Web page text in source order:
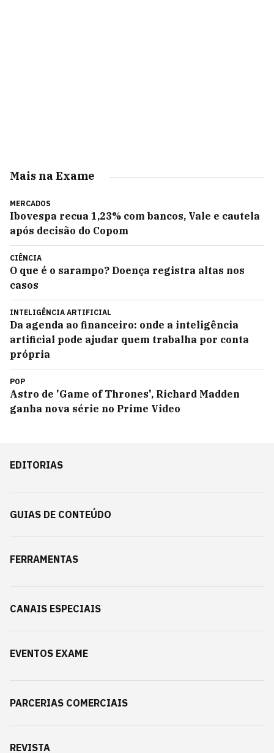
Mais na Exame
MERCADOS
Ibovespa recua 1,23% com bancos, Vale e cautela
após decisão do Copom
CIÊNCIA
O que é o sarampo? Doença registra altas nos
casos
INTELIGÊNCIA ARTIFICIAL
Da agenda ao financeiro: onde a inteligência
artificial pode ajudar quem trabalha por conta
própria
POP
Astro de 'Game of Thrones', Richard Madden
ganha nova série no Prime Video
EDITORIAS
GUIAS DE CONTEÚDO
FERRAMENTAS
CANAIS ESPECIAIS
EVENTOS EXAME
PARCERIAS COMERCIAIS
REVISTA